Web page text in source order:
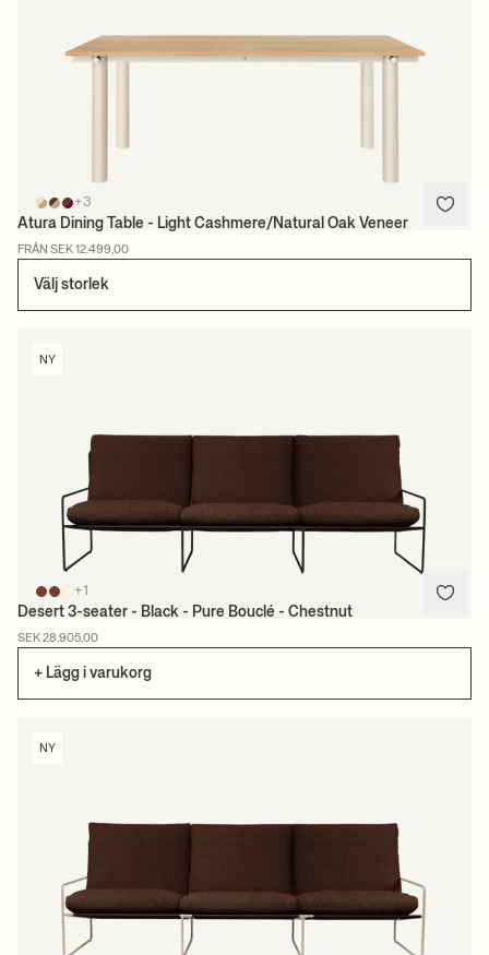
+3
Atura Dining Table - Light Cashmere/Natural Oak Veneer
FRÅN SEK 12.499,00
Välj storlek
NY
+1
Desert 3-seater - Black - Pure Bouclé - Chestnut
SEK 28.905,00
+ Lägg i varukorg
NY